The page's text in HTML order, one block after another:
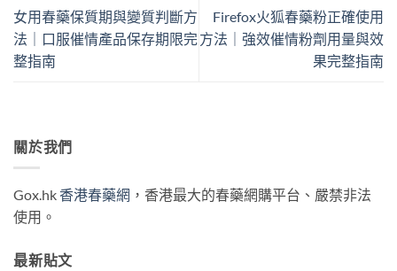
女用春藥保質期與變質判斷方
法｜口服催情產品保存期限完
整指南
Firefox火狐春藥粉正確使用
方法｜強效催情粉劑用量與效
果完整指南
關於我們
Gox.hk香港春藥網 ，香港最大的春藥網購平台、嚴禁非法
使用。
最新貼文